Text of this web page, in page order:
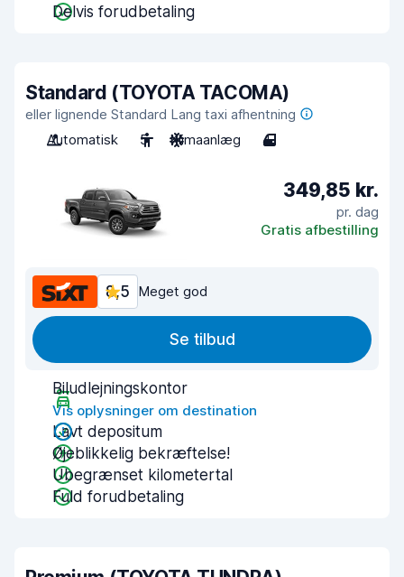
Delvis forudbetaling
Standard (TOYOTA TACOMA)
eller lignende Standard Lang taxi afhentning
Automatisk
5 Klimaanlæg 4
349,85 kr.
pr. dag
Gratis afbestilling
8,5 Meget god
Se tilbud
Biludlejningskontor
Vis oplysninger om destination
Lavt depositum
Øjeblikkelig bekræftelse!
Ubegrænset kilometertal
Fuld forudbetaling